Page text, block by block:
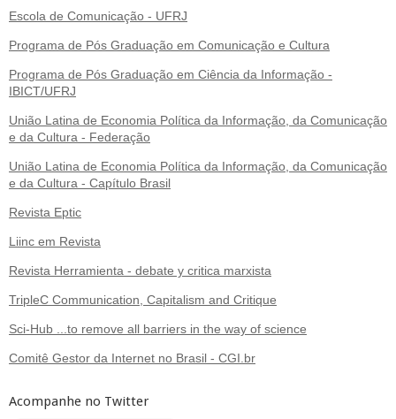
Escola de Comunicação - UFRJ
Programa de Pós Graduação em Comunicação e Cultura
Programa de Pós Graduação em Ciência da Informação -
IBICT/UFRJ
União Latina de Economia Política da Informação, da Comunicação
e da Cultura - Federação
União Latina de Economia Política da Informação, da Comunicação
e da Cultura - Capítulo Brasil
Revista Eptic
Liinc em Revista
Revista Herramienta - debate y critica marxista
TripleC Communication, Capitalism and Critique
Sci-Hub ...to remove all barriers in the way of science
Comitê Gestor da Internet no Brasil - CGI.br
Acompanhe no Twitter